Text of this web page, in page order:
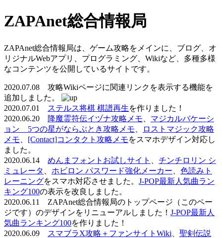
ZAPAnet総合情報局
ZAPAnet総合情報局は、ゲーム攻略をメインに、ブログ、オ
リジナルWebアプリ、プログラミング、Wikiなど、多種多様
なコンテンツを公開しているサイトです。
2020.07.08 攻略Wikiページに関連リンクを表示する機能を
追加しました。
2020.07.01
ステルス将棋 棋譜再生を作りました！
2020.06.20
降魔霊符伝イヅナ攻略メモ
マジカルバケーシ
ョン 5つの星がならぶとき攻略メモ
ロストマジック攻略
メモ
[Contact]コンタクト攻略メモをスマホデザイン対応し
ました。
2020.06.14 めんまフォントお試しサイト
チンチロリン シ
ミュレータ
ホビロン パスワード強化メーカー
色読みト
レーニングをスマホ対応させました。 J-POP最新人気曲ラン
キング100の表示を改良しました。
2020.06.11 ZAPAnet総合情報局のトップページ（このペー
ジです）のデザインをリニューアルしました！ J-POP最新人
気曲ランキング100を作りました！
2020.06.09
スマブラX攻略＋ファンサイトWiki
聖剣伝説